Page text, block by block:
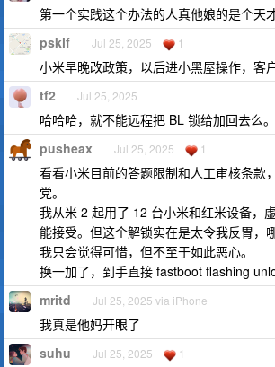
第一个实践这个办法的人真他娘的是个天
psklf Jul 25, 2025 1
小米早晚改政策，以后进小黑屋操作，客
tf2 Jul 25, 2025
哈哈哈，就不能远程把 BL 锁给加回去么
pusheax Jul 25, 2025 1
看看小米目前的答题限制和人工审核条款
党。
我从米 2 起用了 12 台小米和红米设备，
能接受。但这个解锁实在是太令我反胃，
我只会觉得可惜，但不至于如此恶心。
换一加了，到手直接 fastboot flashing
mritd Jul 25, 2025 via iPhone
我真是他妈开眼了
suhu Jul 25, 2025 1